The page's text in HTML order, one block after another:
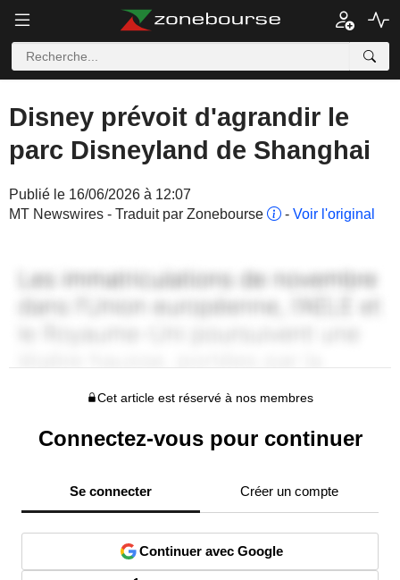
Disney prévoit d'agrandir le
parc Disneyland de Shanghai
Publié le 16/06/2026 à 12:07
MT Newswires - Traduit par Zonebourse
- Voir l'original
Cet article est réservé à nos membres
Connectez-vous pour continuer
Se connecter Créer un compte
Continuer avec Google